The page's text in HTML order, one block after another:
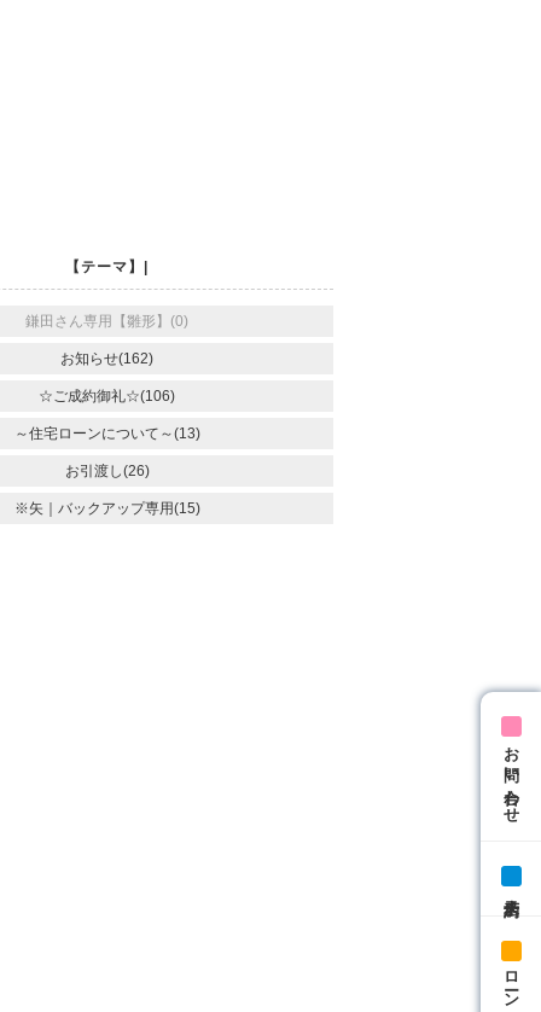
お問い合わせ
ローン相談
【テーマ】|
鎌田さん専用【雛形】(0)
お知らせ(162)
☆ご成約御礼☆(106)
～住宅ローンについて～(13)
お引渡し(26)
※矢｜バックアップ専用(15)